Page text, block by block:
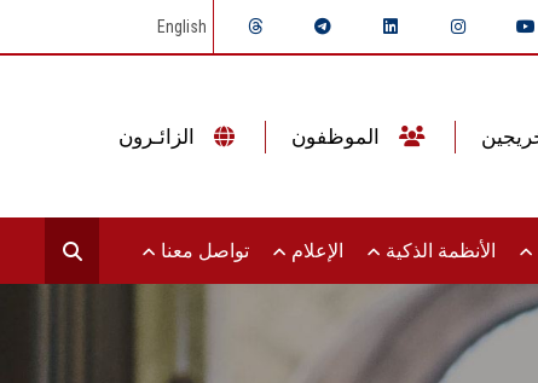
English
الأنظمة الذكية الإعلام تواصل معنا